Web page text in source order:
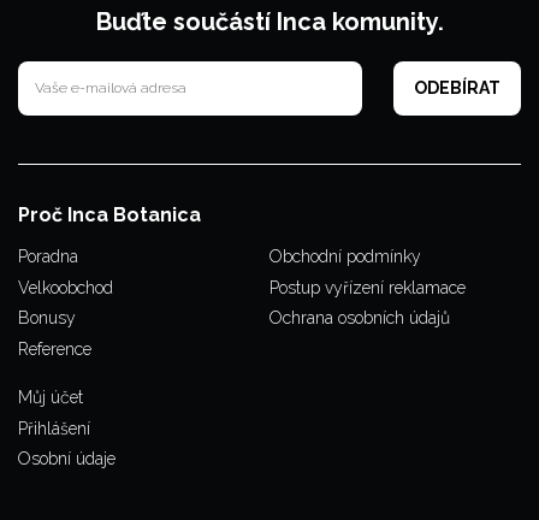
Buďte součástí Inca komunity.
Proč Inca Botanica
Poradna
Velkoobchod
Bonusy
Reference
Obchodní podmínky
Postup vyřízení reklamace
Ochrana osobních údajů
Můj účet
Přihlášení
Osobní údaje